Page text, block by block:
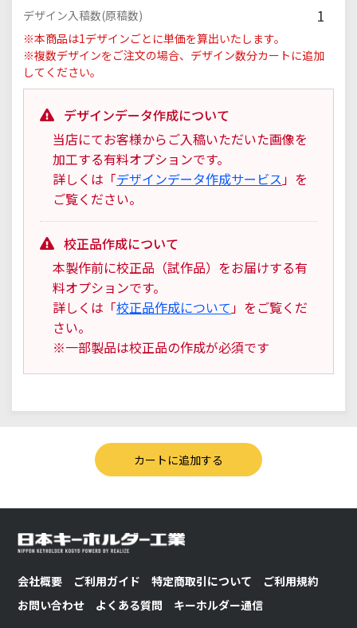
デザイン入稿数(原稿数) 1
※本商品は1デザインごとに単価を算出いたします。
※複数デザインをご注文の場合、デザイン数分カートに追加
してください。
デザインデータ作成について
当店にてお客様からご入稿いただいた画像を
加工する有料オプションです。
詳しくは「デザインデータ作成サービス」を
ご覧ください。
校正品作成について
本製作前に校正品（試作品）をお届けする有
料オプションです。
詳しくは「校正品作成について」をご覧くだ
さい。
※一部製品は校正品の作成が必須です
会社概要 ご利用ガイド 特定商取引について
ご利用規約
お問い合わせ
よくある質問 キーホルダー通信